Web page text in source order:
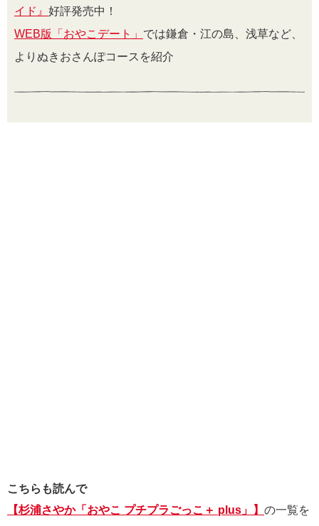
イド』 好評発売中！
WEB版「おやこデート」 では鎌倉・江の島、浅草など、
よりぬきおさんぽコースを紹介
こちらも読んで
【杉浦さやか「おやこ プチプラごっこ＋ plus」】 の一覧を